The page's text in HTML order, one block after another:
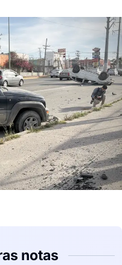
notas